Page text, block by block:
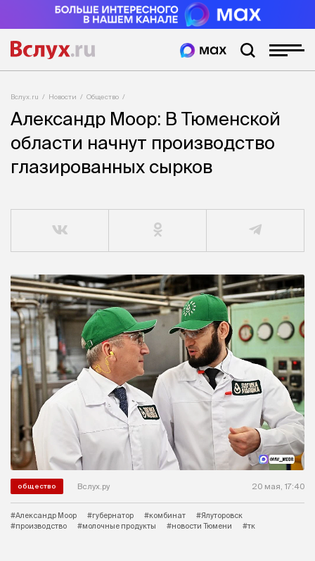
Вслух.ru Новости Общество
Александр Моор: В Тюменской
области начнут производство
глазированных сырков
общество Вслух.ру 20 мая, 17:40
#Александр Моор #губернатор #комбинат
#Ялуторовск
#производство
#молочные продукты #новости Тюмени #тк